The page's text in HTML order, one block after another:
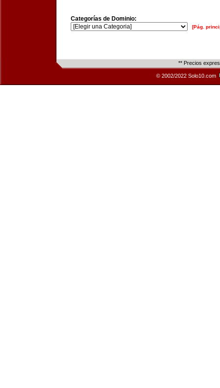
Categorías de Dominio:
[Pág.
** Precios
© 2002/2022 Solo10.com